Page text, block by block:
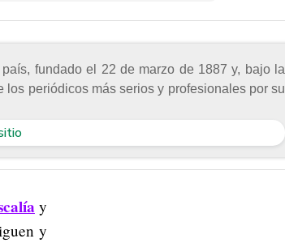
fundado el 22 de marzo de 1887 y, bajo la
periódicos más serios y profesionales por su
y
y